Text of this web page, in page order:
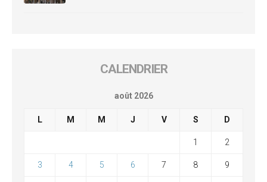
CALENDRIER
août 2026
L M M J V S D
1 2
3 4 5 6 7 8 9